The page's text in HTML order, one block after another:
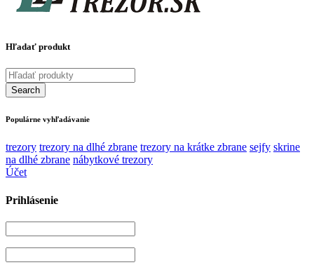
Hľadať produkt
Populárne vyhľadávanie
trezory trezory na dlhé zbrane trezory na krátke zbrane sejfy skrine
na dlhé zbrane nábytkové trezory
Účet
Prihlásenie